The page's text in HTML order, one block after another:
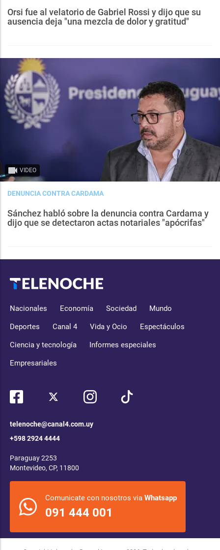
Orsi fue al velatorio de Gabriel Rossi y dijo que su
ausencia deja "una mezcla de dolor y gratitud"
VIDEO
DENUNCIA CONTRA CARDAMA
Sánchez habló sobre la denuncia contra Cardama y
dijo que se detectaron actas notariales "apócrifas"
Nacionales Economía Sociedad Mundo
Deportes Canal 4 Vida y Ocio Espectáculos
Ciencia y tecnología Informes especiales
Empresariales
telenoche@canal4.com.uy
+598 2924 4444
Paraguay 2253
Montevideo, CP, 11800
Comunicate con nosotros via Whatsapp
091 444 001